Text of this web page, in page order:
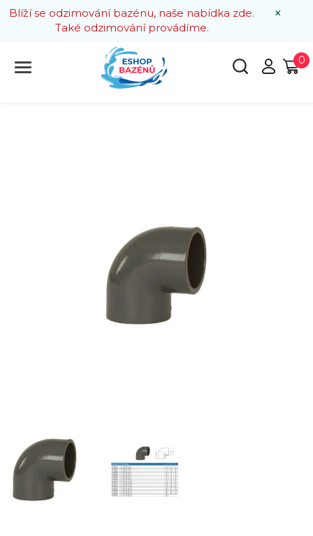
×
Blíží se odzimování bazénu, naše nabídka zde.
Také odzimování provádíme.
0